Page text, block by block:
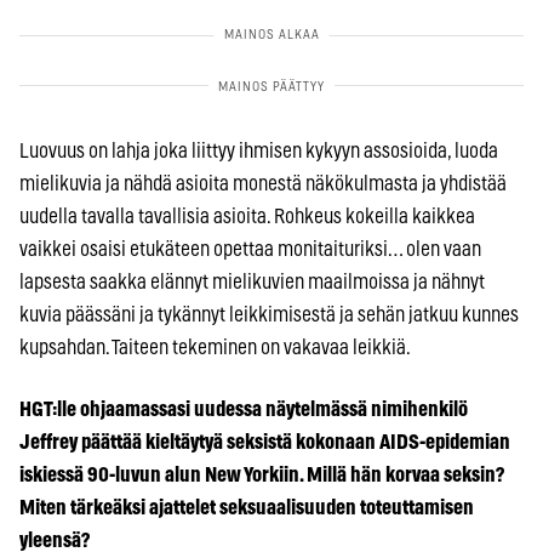
Luovuus on lahja joka liittyy ihmisen kykyyn assosioida, luoda
mielikuvia ja nähdä asioita monestä näkökulmasta ja yhdistää
uudella tavalla tavallisia asioita. Rohkeus kokeilla kaikkea
vaikkei osaisi etukäteen opettaa monitaituriksi… olen vaan
lapsesta saakka elännyt mielikuvien maailmoissa ja nähnyt
kuvia päässäni ja tykännyt leikkimisestä ja sehän jatkuu kunnes
kupsahdan. Taiteen tekeminen on vakavaa leikkiä.
HGT:lle ohjaamassasi uudessa näytelmässä nimihenkilö
Jeffrey päättää kieltäytyä seksistä kokonaan AIDS-epidemian
iskiessä 90-luvun alun New Yorkiin. Millä hän korvaa seksin?
Miten tärkeäksi ajattelet seksuaalisuuden toteuttamisen
yleensä?